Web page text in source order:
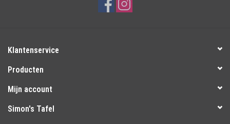
Klantenservice
Producten
Mijn account
Simon's Tafel